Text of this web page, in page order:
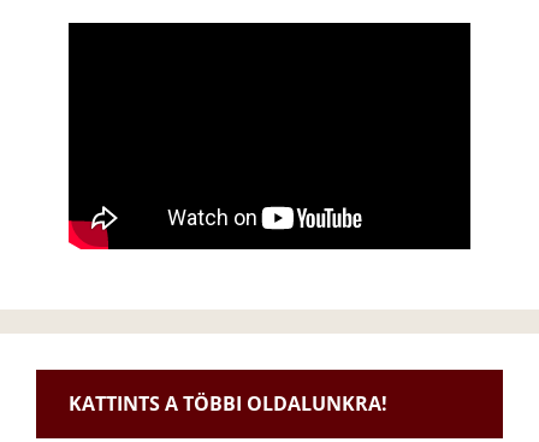
KATTINTS A TÖBBI OLDALUNKRA!